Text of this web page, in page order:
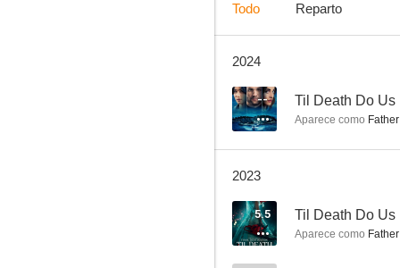
8.7
Todo Reparto
2024
-- Til Death Do Us
Aparece como Father
2023
5.5 Til Death Do Us
Aparece como Father